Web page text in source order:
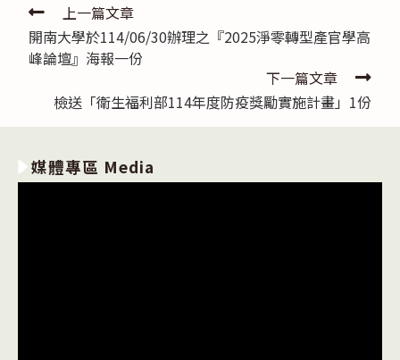
Read
more
articles
上一篇文章
開南大學於114/06/30辦理之『2025淨零轉型產官學高
峰論壇』海報一份
下一篇文章
檢送「衛生福利部114年度防疫獎勵實施計畫」1份
媒體專區 Media